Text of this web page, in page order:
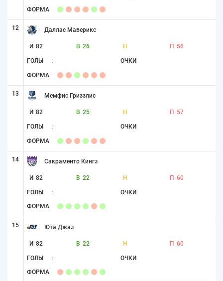
ФОРМА
12 Даллас Маверикс
И 82 В 26 Н П 56
ГОЛЫ : ОЧКИ
ФОРМА
13 Мемфис Гриззлис
И 82 В 25 Н П 57
ГОЛЫ : ОЧКИ
ФОРМА
14 Сакраменто Кингз
И 82 В 22 Н П 60
ГОЛЫ : ОЧКИ
ФОРМА
15 Юта Джаз
И 82 В 22 Н П 60
ГОЛЫ : ОЧКИ
ФОРМА